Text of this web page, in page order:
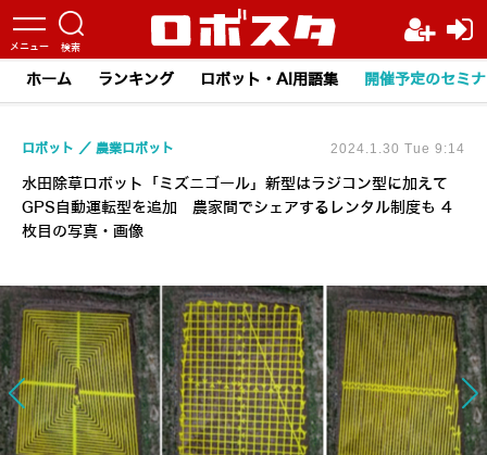
ホーム ランキング ロボット・AI用語集 開催予定のセミ
水田除草ロボット「ミズニゴール」新型はラジコン型に加えて
GPS自動運転型を追加 農家間でシェアするレンタル制度も 4
枚目の写真・画像
ロボット 農業ロボット 2024.1.30 Tue 9:14